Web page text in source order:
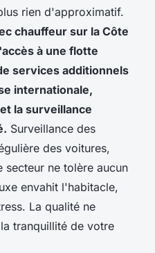
rien d'approximatif.
chauffeur sur la Côte
à une flotte
services additionnels
internationale,
la surveillance
Surveillance des
des voitures,
ne tolère aucun
envahit l'habitacle,
La qualité ne
tranquillité de votre